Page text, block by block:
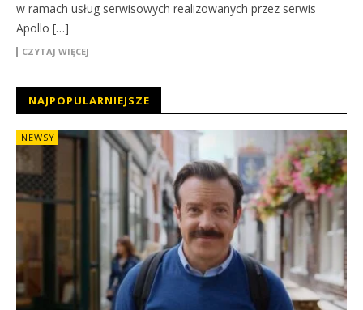
w ramach usług serwisowych realizowanych przez serwis
Apollo […]
CZYTAJ WIĘCEJ
NAJPOPULARNIEJSZE
NEWSY